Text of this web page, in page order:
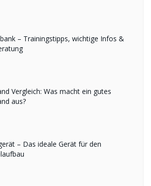
– Trainingstipps, wichtige Infos &
Vergleich: Was macht ein gutes
aus?
– Das ideale Gerät für den